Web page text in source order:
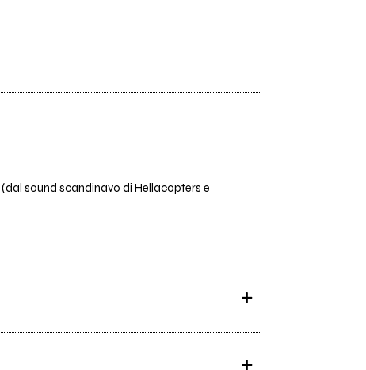
sound scandinavo di Hellacopters e